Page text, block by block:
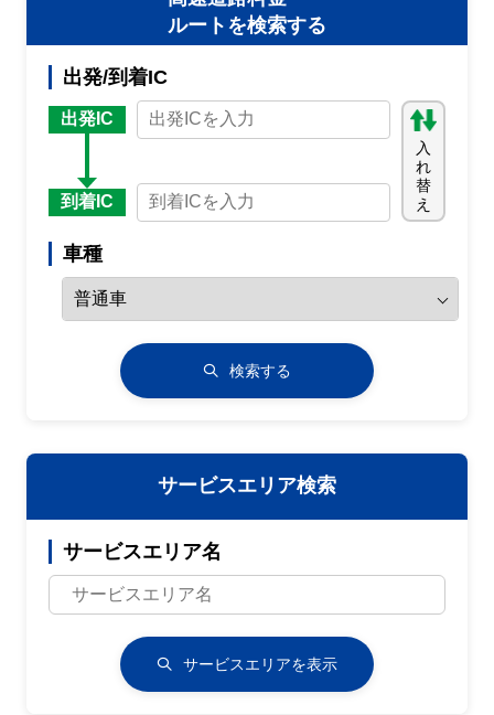
ルートを検索する
出発/到着IC
出発IC
到着IC
入
れ
替
え
車種
検索する
サービスエリア検索
サービスエリア名
サービスエリアを表示